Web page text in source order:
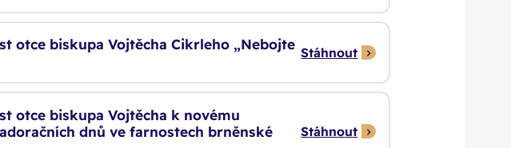
otce biskupa Vojtěcha Cikrleho „Nebojte Stáhnout
otce biskupa Vojtěcha k novému
dnů ve farnostech brněnské
Stáhnout